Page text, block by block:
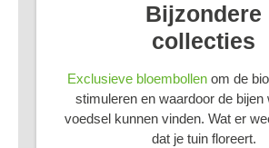
Bijzondere
collecties
Exclusieve bloembollen om de
stimuleren en waardoor de bijen
voedsel kunnen vinden. Wat er
dat je tuin floreert.